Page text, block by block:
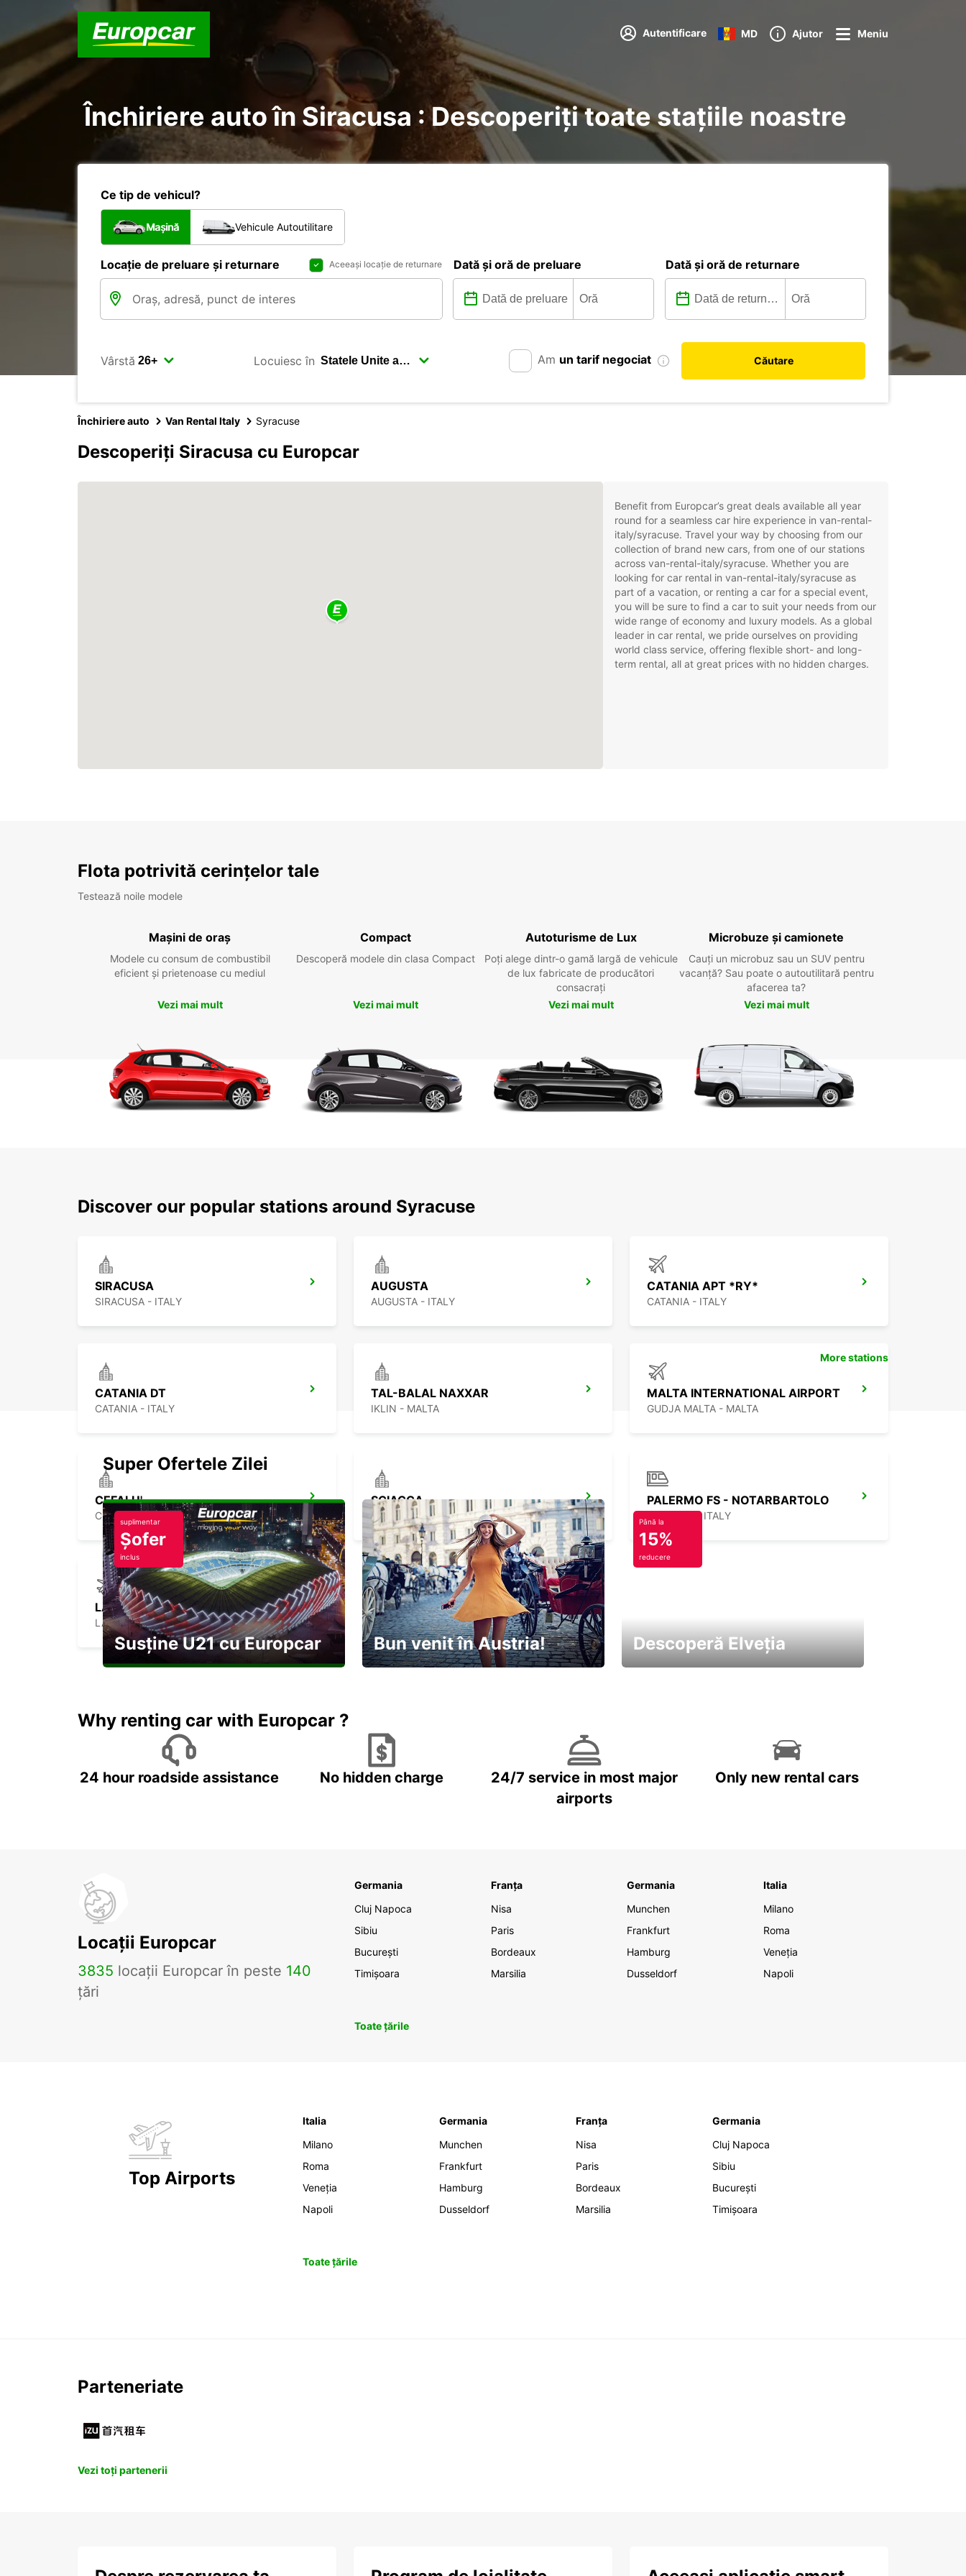
Autentificare MD Ajutor Meniu
Închiriere auto în Siracusa : Descoperiți toate stațiile noastre
Ce tip de vehicul?
Mașină Vehicule Autoutilitare
Locație de preluare și returnare Aceeași locație de returnare Dată și oră de preluare Dată și oră de returnare
Vârstă Locuiesc în Am un tarif negociat Căutare
Închiriere auto Van Rental Italy Syracuse
Descoperiți Siracusa cu Europcar
Benefit from Europcar’s great deals available all year
round for a seamless car hire experience in van-rental-
italy/syracuse. Travel your way by choosing from our
collection of brand new cars, from one of our stations
across van-rental-italy/syracuse. Whether you are
looking for car rental in van-rental-italy/syracuse as
part of a vacation, or renting a car for a special event,
you will be sure to find a car to suit your needs from our
wide range of economy and luxury models. As a global
leader in car rental, we pride ourselves on providing
world class service, offering flexible short- and long-
term rental, all at great prices with no hidden charges.
Flota potrivită cerințelor tale
Testează noile modele
Mașini de oraș
Modele cu consum de combustibil
eficient și prietenoase cu mediul
Vezi mai mult
Compact
Descoperă modele din clasa Compact
Vezi mai mult
Autoturisme de Lux
Poți alege dintr-o gamă largă de vehicule
de lux fabricate de producători
consacrați
Vezi mai mult
Microbuze și camionete
Cauți un microbuz sau un SUV pentru
vacanță? Sau poate o autoutilitară pentru
afacerea ta?
Vezi mai mult
Discover our popular stations around Syracuse
SIRACUSA
SIRACUSA - ITALY
AUGUSTA
AUGUSTA - ITALY
CATANIA APT *RY*
CATANIA - ITALY
CATANIA DT
CATANIA - ITALY
TAL-BALAL NAXXAR
IKLIN - MALTA
MALTA INTERNATIONAL AIRPORT
GUDJA MALTA - MALTA
CEFALU'
CEFALÙ - ITALY
SCIACCA
SCIACCA - ITALY
PALERMO FS - NOTARBARTOLO
PALERMO - ITALY
LAMEZIA APT
LAMEZIA TERME - ITALY
More stations
Super Ofertele Zilei
suplimentar
Șofer
inclus
Susține U21 cu Europcar Bun venit în Austria!
Până la
15%
reducere
Descoperă Elveția
Why renting car with Europcar ?
24 hour roadside assistance No hidden charge
24/7 service in most major
airports
Only new rental cars
Locații Europcar
3835 locații Europcar în peste 140
țări
Germania
Cluj Napoca
Sibiu
București
Timișoara
Franța
Nisa
Paris
Bordeaux
Marsilia
Germania
Munchen
Frankfurt
Hamburg
Dusseldorf
Italia
Milano
Roma
Veneția
Napoli
Toate țările
Top Airports
Italia
Milano
Roma
Veneția
Napoli
Germania
Munchen
Frankfurt
Hamburg
Dusseldorf
Franța
Nisa
Paris
Bordeaux
Marsilia
Germania
Cluj Napoca
Sibiu
București
Timișoara
Toate țările
Parteneriate
Vezi toți partenerii